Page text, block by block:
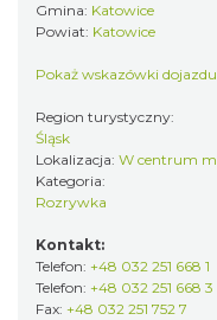
Gmina: Katowice
Powiat: Katowice
Pokaż wskazówki dojazdu
Region turystyczny:
Śląsk
Lokalizacja: W centrum
Kategoria:
Rozrywka
Kontakt:
Telefon: +48 032 251 668 1
Telefon: +48 032 251 668 3
Fax: +48 032 251 752 7